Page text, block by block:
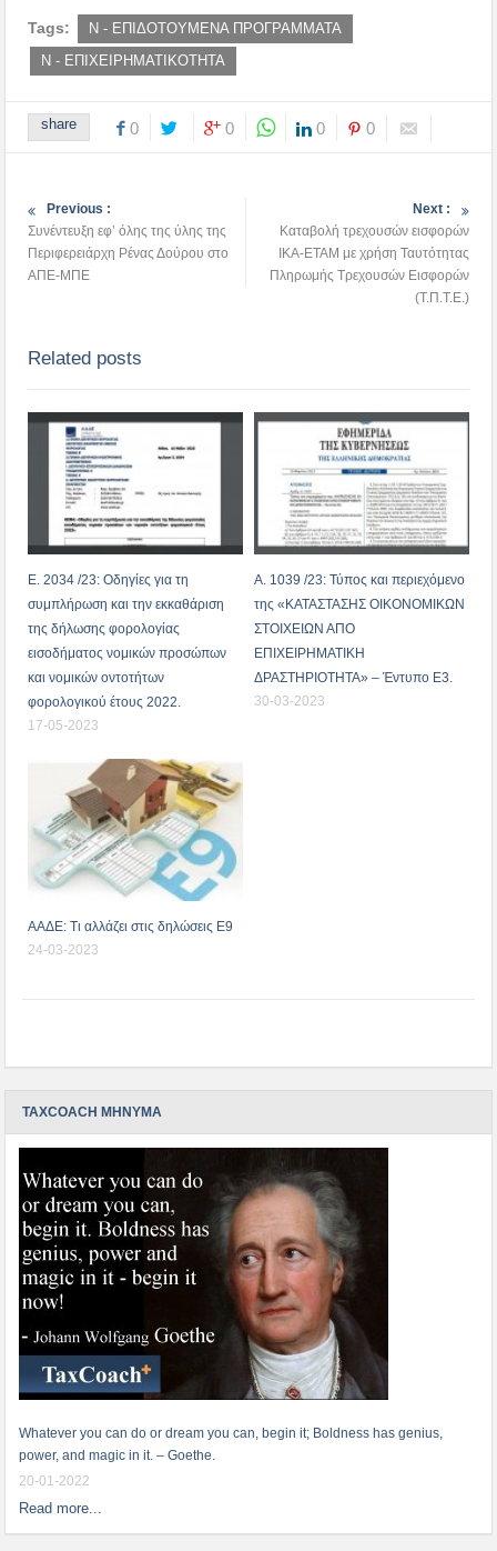
Tags:
Ν - ΕΠΙΔΟΤΟΥΜΕΝΑ ΠΡΟΓΡΑΜΜΑΤΑ
Ν - ΕΠΙΧΕΙΡΗΜΑΤΙΚΟΤΗΤΑ
share 0 0 0 0
Previous :
Συνέντευξη εφ’ όλης της ύλης της
Περιφερειάρχη Ρένας Δούρου στο
ΑΠΕ-ΜΠΕ
Next :
Καταβολή τρεχουσών εισφορών
ΙΚΑ-ΕΤΑΜ με χρήση Ταυτότητας
Πληρωμής Τρεχουσών Εισφορών
(Τ.Π.Τ.Ε.)
Related posts
Ε. 2034 /23: Οδηγίες για τη
συμπλήρωση και την εκκαθάριση
της δήλωσης φορολογίας
εισοδήματος νομικών προσώπων
και νομικών οντοτήτων
φορολογικού έτους 2022.
17-05-2023
Α. 1039 /23: Τύπος και περιεχόμενο
της «ΚΑΤΑΣΤΑΣΗΣ ΟΙΚΟΝΟΜΙΚΩΝ
ΣΤΟΙΧΕΙΩΝ ΑΠΟ
ΕΠΙΧΕΙΡΗΜΑΤΙΚΗ
ΔΡΑΣΤΗΡΙΟΤΗΤΑ» – Έντυπο Ε3.
30-03-2023
ΑΑΔΕ: Τι αλλάζει στις δηλώσεις Ε9
24-03-2023
TAXCOACH ΜΗΝΥΜΑ
Whatever you can do or dream you can, begin it; Boldness has genius,
power, and magic in it. – Goethe.
20-01-2022
Read more...